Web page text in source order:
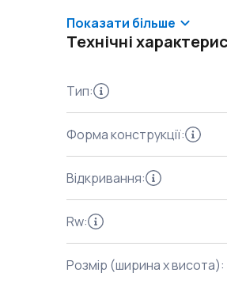
Показати більше
Технічні
Тип:
Форма конструкції:
Відкривання:
Rw:
Розмір (ширина x висота):